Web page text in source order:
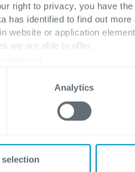
right to privacy, you have
has identified to find out
website or application
we are able to offer.
Analytics